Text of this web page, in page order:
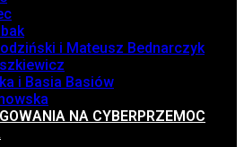
i Mateusz Bednarczyk
i Basia Basiów
NA CYBERPRZEMOC